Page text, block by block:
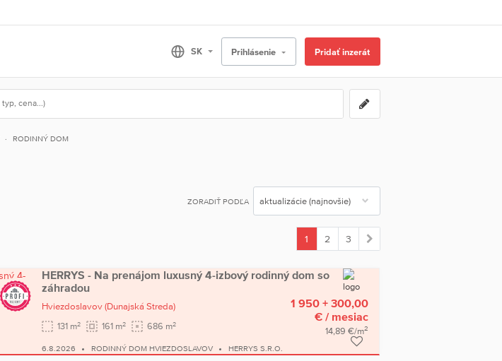
Prihlásenie Pridať inzerát
RODINNÝ DOM
ZORADIŤ PODĽA
1
2 3
HERRYS - Na prenájom luxusný 4-izbový rodinný dom so
záhradou
Hviezdoslavov (Dunajská Streda)
131 m2 161 m2 686 m2
1 950 + 300,00
€/ mesiac
14,89 €/m2
6.8.2026 RODINNÝ DOM HVIEZDOSLAVOV HERRYS S.R.O.